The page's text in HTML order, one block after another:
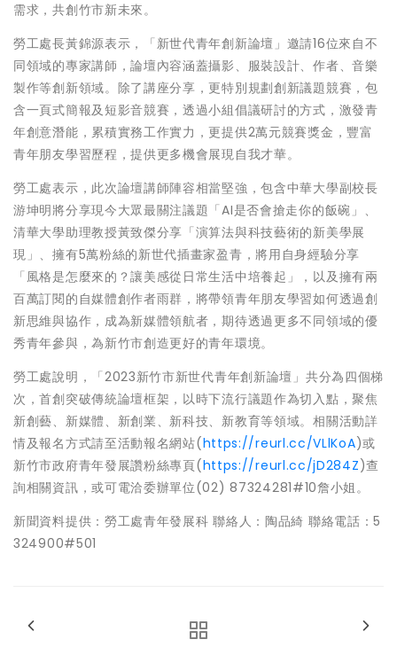
需求，共創竹市新未來。
勞工處長黃錦源表示，「新世代青年創新論壇」邀請16位來自不
同領域的專家講師，論壇內容涵蓋攝影、服裝設計、作者、音樂
製作等創新領域。除了講座分享，更特別規劃創新議題競賽，包
含一頁式簡報及短影音競賽，透過小組倡議研討的方式，激發青
年創意潛能，累積實務工作實力，更提供2萬元競賽獎金，豐富
青年朋友學習歷程，提供更多機會展現自我才華。
勞工處表示，此次論壇講師陣容相當堅強，包含中華大學副校長
游坤明將分享現今大眾最關注議題「AI是否會搶走你的飯碗」、
清華大學助理教授黃致傑分享「演算法與科技藝術的新美學展
現」、擁有5萬粉絲的新世代插畫家盈青，將用自身經驗分享
「風格是怎麼來的？讓美感從日常生活中培養起」，以及擁有兩
百萬訂閱的自媒體創作者雨群，將帶領青年朋友學習如何透過創
新思維與協作，成為新媒體領航者，期待透過更多不同領域的優
秀青年參與，為新竹市創造更好的青年環境。
勞工處說明，「2023新竹市新世代青年創新論壇」共分為四個梯
次，首創突破傳統論壇框架，以時下流行議題作為切入點，聚焦
新創藝、新媒體、新創業、新科技、新教育等領域。相關活動詳
情及報名方式請至活動報名網站(https://reurl.cc/VLlKoA)或
新竹市政府青年發展讚粉絲專頁(https://reurl.cc/jD284Z)查
詢相關資訊，或可電洽委辦單位(02) 87324281#10詹小姐。
新聞資料提供：勞工處青年發展科 聯絡人：陶品綺 聯絡電話：5
324900#501